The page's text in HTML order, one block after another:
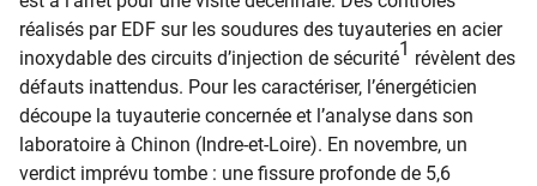
réalisés par EDF sur les soudures des tuyauteries en acier
inoxydable des circuits d’injection de sécurité1 révèlent des
défauts inattendus. Pour les caractériser, l’énergéticien
découpe la tuyauterie concernée et l’analyse dans son
laboratoire à Chinon (Indre-et-Loire). En novembre, un
verdict imprévu tombe : une fissure profonde de 5,6